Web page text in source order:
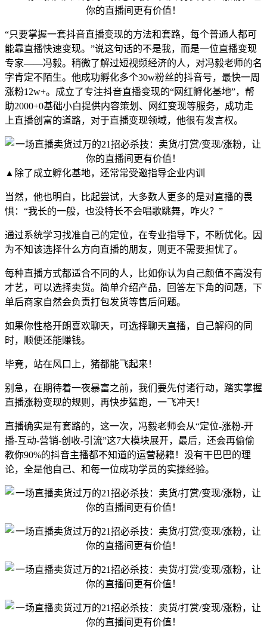
“只要掌握一套抖音直播变现的方法和套路，每个普通人都可
能靠直播快速变现。”说这句话的不是我，而是一位直播变现
专家——冯毅。 稍微了解过短视频经济的人，对冯毅老师的名
字肯定不陌生。他成功孵化多个30w粉丝的抖音号，最快一周
涨粉12w+。成立了专注抖音直播变现的“网红孵化基地”，帮
助2000+0基础小白提供内容策划、网红变现等服务，成功走
上直播创富的道路，对于直播变现领域，他很有发言权。
▲除了成立孵化基地，还常常受邀指导企业内训
当然，他也明白，比起尝试，大多数人更多的是对直播的畏
惧：“我长的一般，也没特长不会唱歌跳舞，咋火？”
通过系统学习找准自己的定位，在专业指导下，不断优化。因
为不知该选择什么方向直播的朋友，则更不需要担忧了。
每种直播方式都适合不同的人，比如你认为自己颜值不高没有
才艺，可以选择卖货。简单介绍产品，回答左下角的问题，下
单后商家自然会负责打包发货等售后问题。
如果你性格开朗喜欢聊天，可选择聊天直播，自己解闷的同
时，顺便还能赚钱。
毕竟，站在风口上，猪都能飞起来！
别急，在期待着一夜暴富之前，我们要先付诸行动，踏实掌握
直播涨粉变现的规则，再快步猛跑，一飞冲天！
直播确实是有套路的，这一次，冯毅老师会从“定位-涨粉-开
播-互动-营销-创收-引流”这7大模块展开，最后，还会再偷偷
教你90%的抖音主播都不知道的运营秘籍！没有干巴巴的理
论，全是他自己、和每一位成功学员的实操经验。